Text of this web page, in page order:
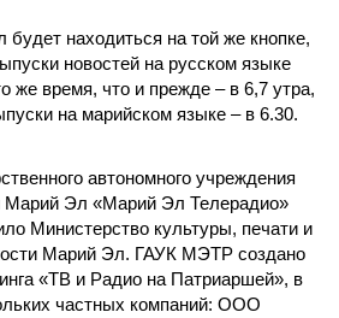
будет находиться на той же кнопке,
новостей на русском языке
же время, что и прежде – в 6,7 утра,
на марийском языке – в 6.30.
автономного учреждения
Марий Эл «Марий Эл Телерадио»
Министерство культуры, печати и
Марий Эл. ГАУК МЭТР создано
«ТВ и Радио на Патриаршей», в
частных компаний: ООО